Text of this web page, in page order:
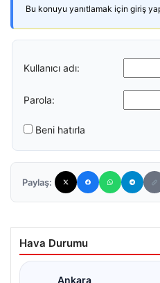
Bu konuyu yanıtlamak için giriş
Kullanıcı adı:
Parola:
Beni hatırla
Paylaş:
Hava Durumu
Ankara